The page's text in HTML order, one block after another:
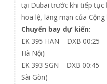
tại Dubai trước khi tiếp
hoa lệ, lãng mạn của Cộng
Chuyến bay dự kiến:
EK 395 HAN – DXB 00:25
Hà Nội)
EK 393 SGN – DXB 00:45
Sài Gòn)